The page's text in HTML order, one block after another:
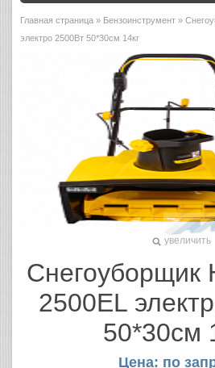
Главная страница » Бензоинструмент »
электро 2500Вт 50*30см 14кг
увеличить
Снегоуборщик
2500EL
50*30см
Цена: по